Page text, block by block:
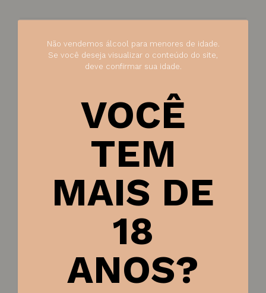
Produtos relacionados
Não vendemos álcool para menores de idade.
Se você deseja visualizar o conteúdo do site,
deve confirmar sua idade.
VOCÊ
TEM
MAIS DE
18
ANOS?